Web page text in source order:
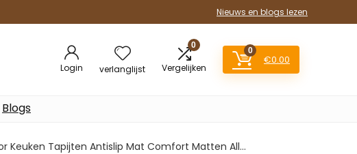
Nieuws en blogs lezen
Login verlanglijst
0
Vergelijken
0
€0.00
Blogs
Keuken Tapijten Antislip Mat Comfort Matten All…